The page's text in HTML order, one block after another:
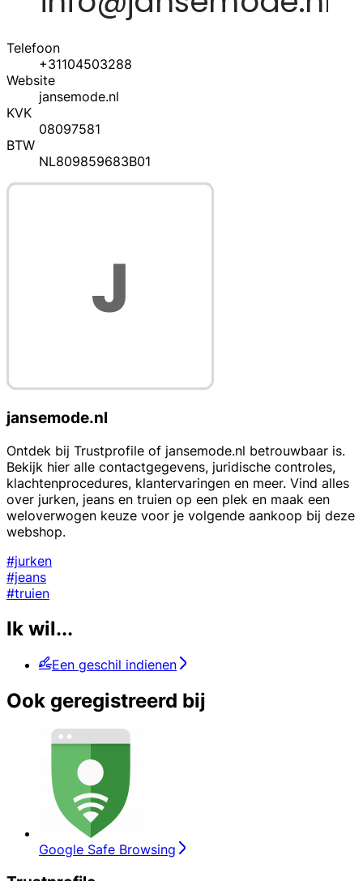
Telefoon
+31104503288
Website
jansemode.nl
KVK
08097581
BTW
NL809859683B01
jansemode.nl
Ontdek bij Trustprofile of jansemode.nl betrouwbaar is.
Bekijk hier alle contactgegevens, juridische controles,
klachtenprocedures, klantervaringen en meer. Vind alles
over jurken, jeans en truien op een plek en maak een
weloverwogen keuze voor je volgende aankoop bij deze
webshop.
#jurken
#jeans
#truien
Ik wil...
Een geschil indienen
Ook geregistreerd bij
Google Safe Browsing